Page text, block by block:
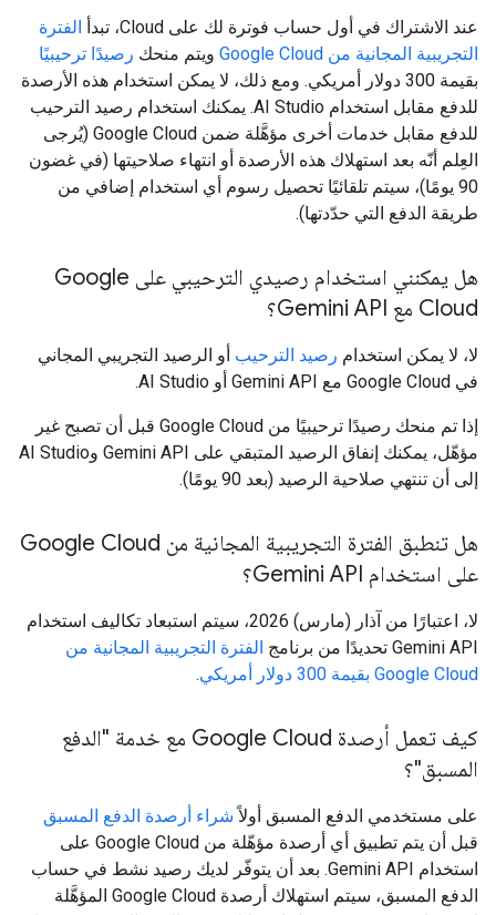
عند الاشتراك في أول حساب فوترة لك على Cloud، تبدأ
الفترة
التجريبية المجانية من Google Cloud
ويتم منحك رصيدًا ترحيبيًا
بقيمة 300 دولار أمريكي. ومع ذلك، لا يمكن استخدام هذه الأرصدة
للدفع مقابل استخدام AI Studio. يمكنك استخدام رصيد الترحيب
للدفع مقابل خدمات أخرى مؤهَّلة ضمن Google Cloud (يُرجى
العِلم أنّه بعد استهلاك هذه الأرصدة أو انتهاء صلاحيتها (في غضون
90 يومًا)، سيتم تلقائيًا تحصيل رسوم أي استخدام إضافي من
طريقة الدفع التي حدّدتها).
هل يمكنني استخدام رصيدي الترحيبي على Google
Cloud مع Gemini API؟
لا، لا يمكن استخدام رصيد الترحيب أو الرصيد التجريبي المجاني
في Google Cloud مع Gemini API أو AI Studio.
إذا تم منحك رصيدًا ترحيبيًا من Google Cloud قبل أن تصبح غير
مؤهّل، يمكنك إنفاق الرصيد المتبقي على Gemini API وAI Studio
إلى أن تنتهي صلاحية الرصيد (بعد 90 يومًا).
هل تنطبق الفترة التجريبية المجانية من Google Cloud
على استخدام Gemini API؟
لا، اعتبارًا من آذار (مارس) 2026، سيتم استبعاد تكاليف استخدام
Gemini API تحديدًا من برنامج
الفترة التجريبية المجانية من
Google Cloud بقيمة 300 دولار أمريكي
.
كيف تعمل أرصدة Google Cloud مع خدمة "الدفع
المسبق"؟
على مستخدمي الدفع المسبق أولاًشراء أرصدة الدفع المسبق
قبل أن يتم تطبيق أي أرصدة مؤهّلة من Google Cloud على
استخدام Gemini API. بعد أن يتوفّر لديك رصيد نشط في حساب
الدفع المسبق، سيتم استهلاك أرصدة Google Cloud المؤهَّلة